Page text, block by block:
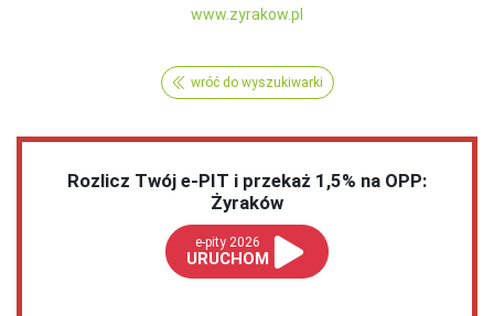
www.zyrakow.pl
wróć do wyszukiwarki
Rozlicz Twój e-PIT i przekaż 1,5% na OPP:
Żyraków
e-pity 2026
URUCHOM